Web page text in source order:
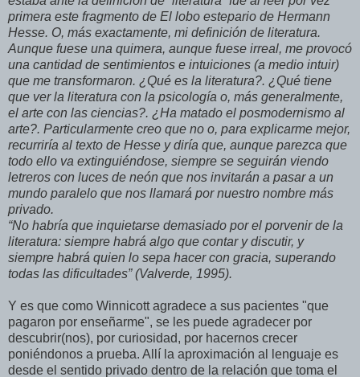
primera este fragmento de El lobo estepario de Hermann
Hesse. O, más exactamente, mi definición de literatura.
Aunque fuese una quimera, aunque fuese irreal, me provocó
una cantidad de sentimientos e intuiciones (a medio intuir)
que me transformaron. ¿Qué es la literatura?. ¿Qué tiene
que ver la literatura con la psicología o, más generalmente,
el arte con las ciencias?. ¿Ha matado el posmodernismo al
arte?. Particularmente creo que no o, para explicarme mejor,
recurriría al texto de Hesse y diría que, aunque parezca que
todo ello va extinguiéndose, siempre se seguirán viendo
letreros con luces de neón que nos invitarán a pasar a un
mundo paralelo que nos llamará por nuestro nombre más
privado.
“No habría que inquietarse demasiado por el porvenir de la
literatura: siempre habrá algo que contar y discutir, y
siempre habrá quien lo sepa hacer con gracia, superando
todas las dificultades” (Valverde, 1995).
Y es que como Winnicott agradece a sus pacientes "que
pagaron por enseñarme", se les puede agradecer por
descubrir(nos), por curiosidad, por hacernos crecer
poniéndonos a prueba. Allí la aproximación al lenguaje es
desde el sentido privado dentro de la relación que toma el